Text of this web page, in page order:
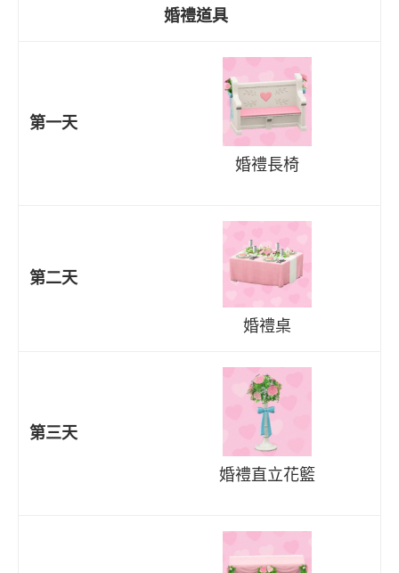
婚禮道具
第一天
婚禮長椅
第二天
婚禮桌
第三天
婚禮直立花籃